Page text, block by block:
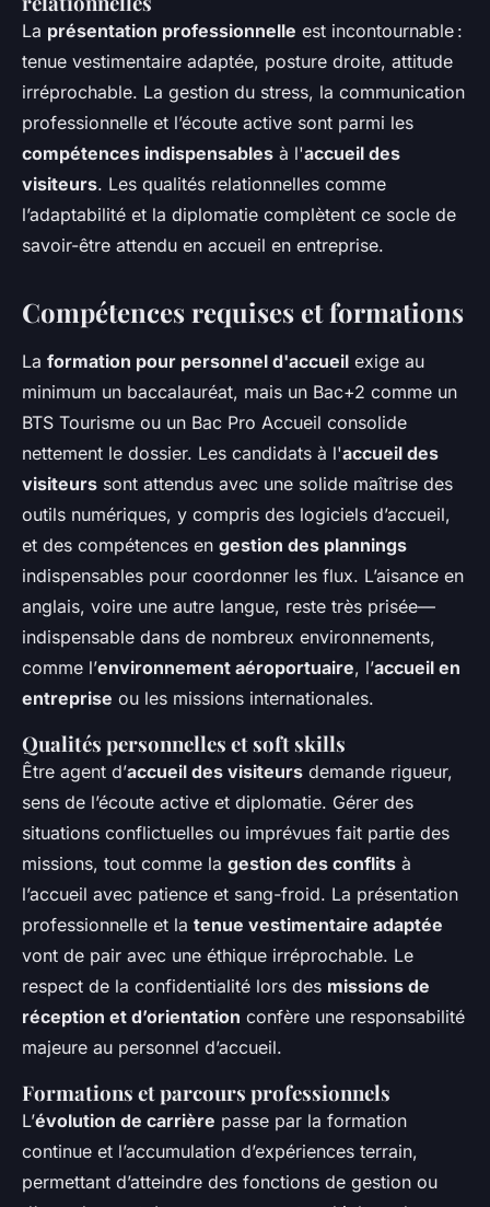
La présentation professionnelle est incontournable :
tenue vestimentaire adaptée, posture droite, attitude
irréprochable. La gestion du stress, la communication
professionnelle et l’écoute active sont parmi les
compétences indispensables à l'accueil des
visiteurs. Les qualités relationnelles comme
l’adaptabilité et la diplomatie complètent ce socle de
savoir-être attendu en accueil en entreprise.
Compétences requises et formations
La formation pour personnel d'accueil exige au
minimum un baccalauréat, mais un Bac+2 comme un
BTS Tourisme ou un Bac Pro Accueil consolide
nettement le dossier. Les candidats à l'accueil des
visiteurs sont attendus avec une solide maîtrise des
outils numériques, y compris des logiciels d’accueil,
et des compétences en gestion des plannings
indispensables pour coordonner les flux. L’aisance en
anglais, voire une autre langue, reste très prisée—
indispensable dans de nombreux environnements,
comme l’environnement aéroportuaire, l’accueil en
entreprise ou les missions internationales.
Qualités personnelles et soft skills
Être agent d’accueil des visiteurs demande rigueur,
sens de l’écoute active et diplomatie. Gérer des
situations conflictuelles ou imprévues fait partie des
missions, tout comme la gestion des conflits à
l’accueil avec patience et sang-froid. La présentation
professionnelle et la tenue vestimentaire adaptée
vont de pair avec une éthique irréprochable. Le
respect de la confidentialité lors des missions de
réception et d’orientation confère une responsabilité
majeure au personnel d’accueil.
Formations et parcours professionnels
L’évolution de carrière passe par la formation
continue et l’accumulation d’expériences terrain,
permettant d’atteindre des fonctions de gestion ou